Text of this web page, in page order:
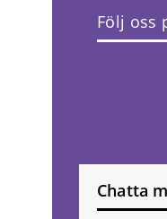
Följ oss
Chatta